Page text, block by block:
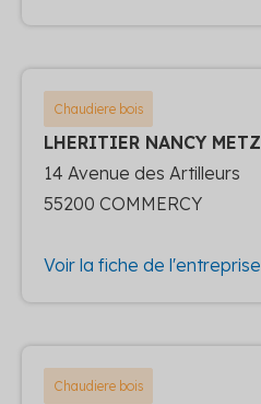
Chaudiere bois
LHERITIER NANCY METZ
14 Avenue des Artilleurs
55200 COMMERCY
Voir la fiche de l'entreprise
Chaudiere bois